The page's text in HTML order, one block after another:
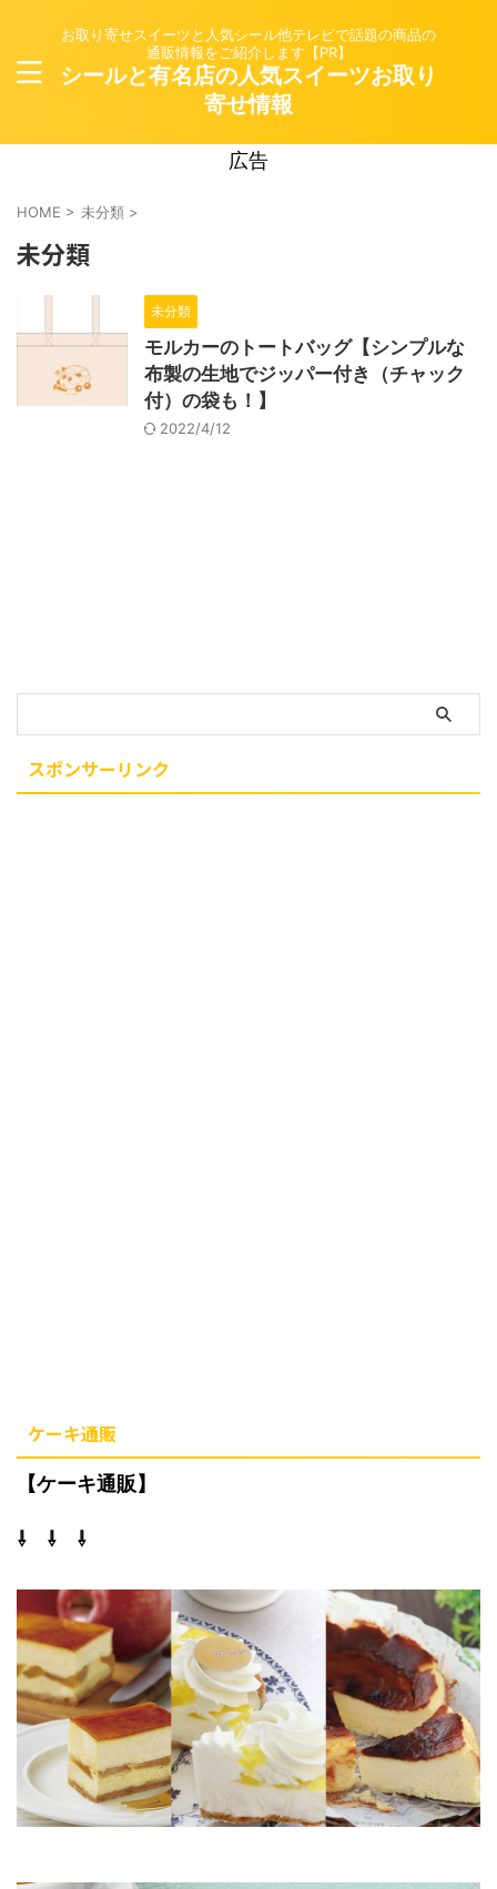
お取り寄せスイーツと人気シール他テレビで話題の商品の
通販情報をご紹介します【PR】
シールと有名店の人気スイーツお取り
寄せ情報
広告
HOME > 未分類 >
未分類
未分類
モルカーのトートバッグ【シンプルな
布製の生地でジッパー付き（チャック
付）の袋も！】
2022/4/12
スポンサーリンク
ケーキ通販
【ケーキ通販】
⇩ ⇩ ⇩